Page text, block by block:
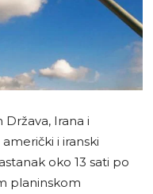
Irana i
i iranski
oko 13 sati po
planinskom